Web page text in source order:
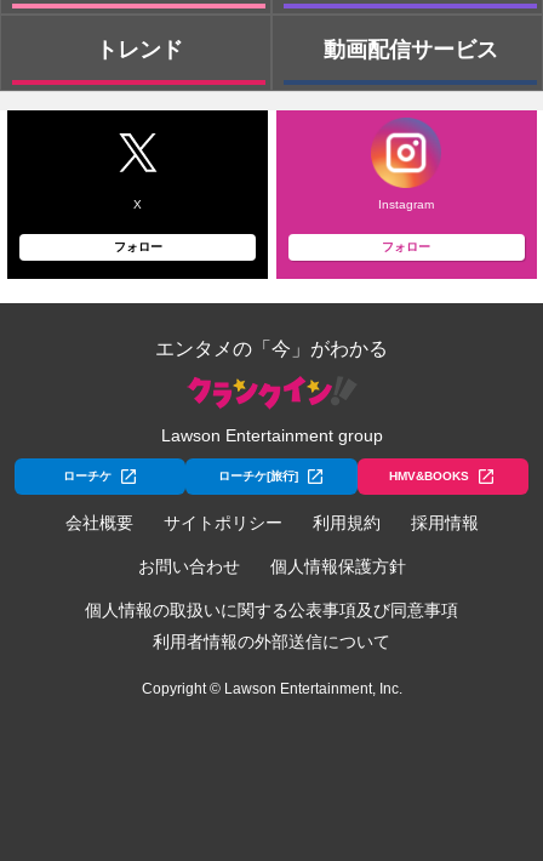
トレンド 動画配信サービス
X
フォロー
Instagram
フォロー
エンタメの「今」がわかる
Lawson Entertainment group
ローチケ ローチケ[旅行] HMV&BOOKS
会社概要 サイトポリシー 利用規約 採用情報
お問い合わせ 個人情報保護方針
個人情報の取扱いに関する公表事項及び同意事項
利用者情報の外部送信について
Copyright © Lawson Entertainment, Inc.